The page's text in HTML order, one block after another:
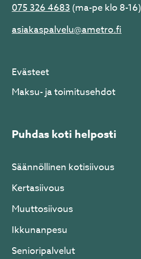
075 326 4683(ma-pe klo 8-16)
asiakaspalvelu@ametro.fi
Evästeet
Maksu- ja toimitusehdot
Puhdas koti helposti
Säännöllinen kotisiivous
Kertasiivous
Muuttosiivous
Ikkunanpesu
Senioripalvelut